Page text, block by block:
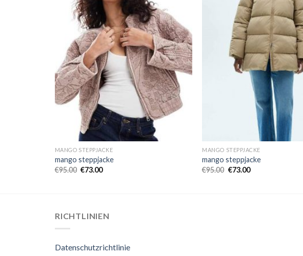
MANGO STEPPJACKE
mango steppjacke
€95.00 €73.00
MANGO STEPPJACKE
mango steppjacke
€95.00 €73.00
RICHTLINIEN
Datenschutzrichtlinie